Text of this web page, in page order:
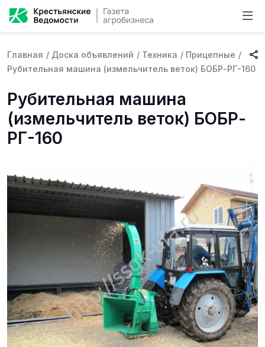
Главная / Доска объявлений / Техника / Прицепные /
Рубительная машина (измельчитель веток) БОБР-РГ-160
Рубительная машина
(измельчитель веток) БОБР-
РГ-160